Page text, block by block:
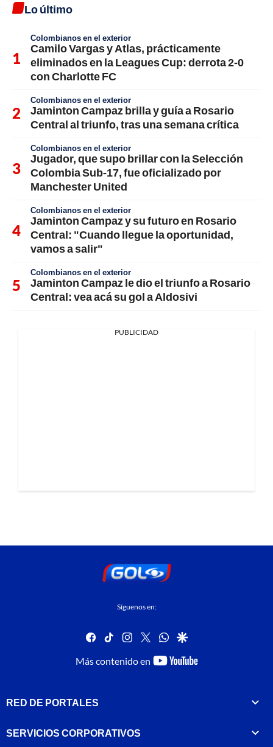
Lo último
Colombianos en el exterior
Camilo Vargas y Atlas, prácticamente
eliminados en la Leagues Cup: derrota 2-0
con Charlotte FC
Colombianos en el exterior
Jaminton Campaz brilla y guía a Rosario
Central al triunfo, tras una semana crítica
Colombianos en el exterior
Jugador, que supo brillar con la Selección
Colombia Sub-17, fue oficializado por
Manchester United
Colombianos en el exterior
Jaminton Campaz y su futuro en Rosario
Central: "Cuando llegue la oportunidad,
vamos a salir"
Colombianos en el exterior
Jaminton Campaz le dio el triunfo a Rosario
Central: vea acá su gol a Aldosivi
PUBLICIDAD
Síguenos en:
facebook
tiktok instagram
twitterwhatsapp
google
Más contenido en
youtube-
RED DE PORTALES
SERVICIOS CORPORATIVOS